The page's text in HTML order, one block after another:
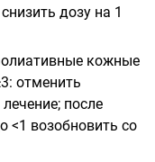
дозу на 1
кожные
отменить
после
<1 возобновить со